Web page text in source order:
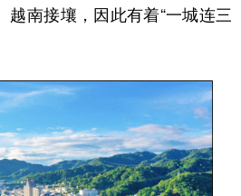
越南接壤，因此有着“一城连三